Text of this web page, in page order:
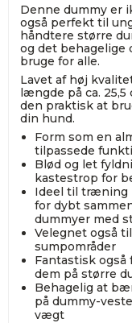
Denne dummy er
også perfekt til
håndtere større
og det behagelige
bruge for alle.
Lavet af høj
længde på ca. 25,5
den praktisk at
din hund.
Form som en
tilpassede
Blød og let
kastestrop for
Ideel til træning
for dybt
dummyer med
Velegnet også
sumpområder
Fantastisk
dem på større
Behagelig at
på dummy-
vægt